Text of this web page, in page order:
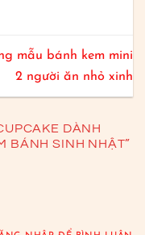
mẫu bánh kem mini
2 người ăn nhỏ xinh
DÀNH
BÁNH SINH NHẬT”